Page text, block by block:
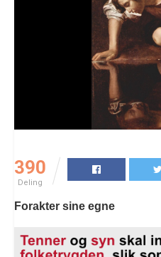
390
Deling
Forakter sine egne